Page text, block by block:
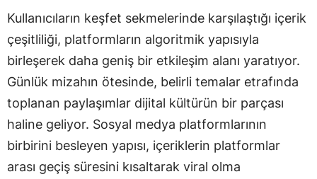
Kullanıcıların keşfet sekmelerinde karşılaştığı içerik
çeşitliliği, platformların algoritmik yapısıyla
birleşerek daha geniş bir etkileşim alanı yaratıyor.
Günlük mizahın ötesinde, belirli temalar etrafında
toplanan paylaşımlar dijital kültürün bir parçası
haline geliyor. Sosyal medya platformlarının
birbirini besleyen yapısı, içeriklerin platformlar
arası geçiş süresini kısaltarak viral olma